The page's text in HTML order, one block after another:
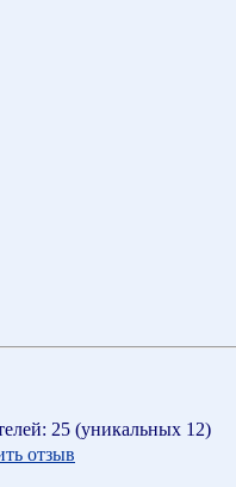
25 (уникальных 12)
отзыв